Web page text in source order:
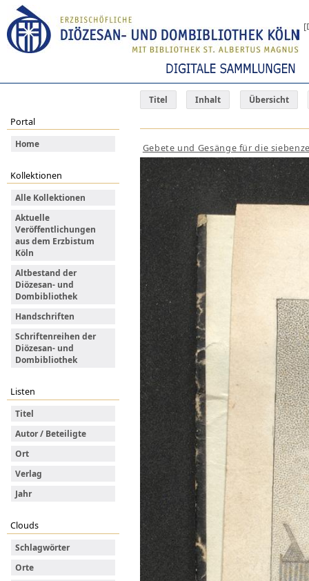
Titel Inhalt Übersicht
Portal
Home
Kollektionen
Alle Kollektionen
Aktuelle
Veröffentlichungen
aus dem Erzbistum
Köln
Altbestand der
Diözesan- und
Dombibliothek
Handschriften
Schriftenreihen der
Diözesan- und
Dombibliothek
Listen
Titel
Autor / Beteiligte
Ort
Verlag
Jahr
Clouds
Schlagwörter
Orte
Gebete und Gesänge für die